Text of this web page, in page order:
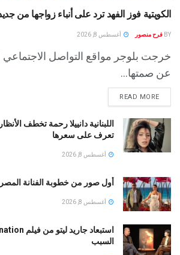
الكويتية فوز الفهد ترد على أنباء زواجها من
BY فرح منصور أغسطس 8, 2026
خرجت بلوجر مواقع التواصل الاجتماعي
عن صمتها...
READ MORE
اللبنانية دانييلا رحمة تخطف
تعرف على سعرها
أغسطس 8, 2026
أول صور من خطوبة الفنانة
أغسطس 8, 2026
السبب